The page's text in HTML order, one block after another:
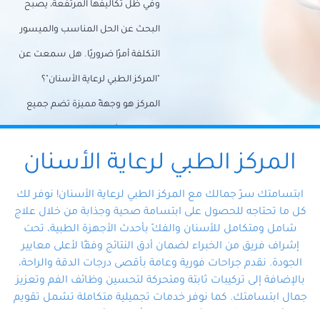
وفي ظل تكاليفها المرتفعة، يصبح
البحث عن الحل المناسب والميسور
التكلفة أمرًا ضروريًا. هل سمعت عن
"المركز الطبي لرعاية الأسنان"؟
المركز هو وجهةً مميزة تضم جميع
احتياجات الأسنان تحت سقف واحد،
وتضمن لك حلاً شاملًا لجميع
المتخصص ذوي الخبرة، ستجد نفسك
في أيد أمينة تلبي احتياجاتك بكل
احترافية ودقة.
المركز الطبي لرعاية الأسنان
ابتسامتك سرّ جمالك مع المركز الطبي لرعاية الأسنان! نوفر لك
كل ما تحتاجه للحصول على ابتسامة صحية وجذابة من خلال علاج
شامل ومتكامل للأسنان والفكّ بأحدث الأجهزة الطبية، تحت
إشراف فريق من الخبراء لضمان أدق النتائج وفقًا لأعلى معايير
الجودة. نقدم جراحات فورية وعامة بأقصى درجات الدقة والراحة،
بالإضافة إلى تركيبات ثابتة ومتحركة لتحسين وظائف الفم وتعزيز
جمال ابتسامتك. كما نوفر خدمات تجميلية متكاملة تشمل تقويم